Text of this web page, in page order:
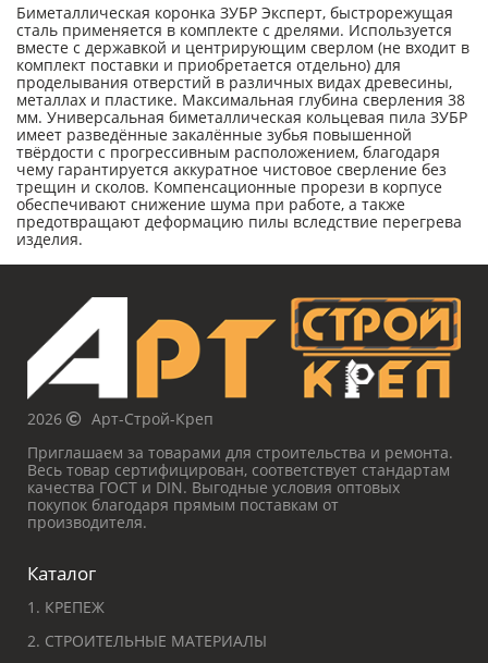
Биметаллическая коронка ЗУБР Эксперт, быстрорежущая
сталь применяется в комплекте с дрелями. Используется
вместе с державкой и центрирующим сверлом (не входит в
комплект поставки и приобретается отдельно) для
проделывания отверстий в различных видах древесины,
металлах и пластике. Максимальная глубина сверления 38
мм. Универсальная биметаллическая кольцевая пила ЗУБР
имеет разведённые закалённые зубья повышенной
твёрдости с прогрессивным расположением, благодаря
чему гарантируется аккуратное чистовое сверление без
трещин и сколов. Компенсационные прорези в корпусе
обеспечивают снижение шума при работе, а также
предотвращают деформацию пилы вследствие перегрева
изделия.
2026
Арт-Строй-Креп
Приглашаем за товарами для строительства и ремонта.
Весь товар сертифицирован, соответствует стандартам
качества ГОСТ и DIN. Выгодные условия оптовых
покупок благодаря прямым поставкам от
производителя.
Каталог
1. КРЕПЕЖ
2. СТРОИТЕЛЬНЫЕ МАТЕРИАЛЫ